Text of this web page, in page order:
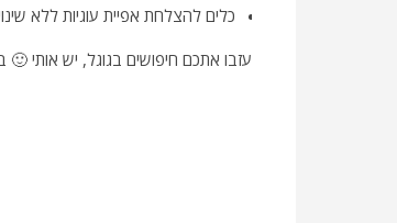
כלים להצלחת אפיית עוגיות ללא
עזבו אתכם חיפושים בגוגל, יש אותי